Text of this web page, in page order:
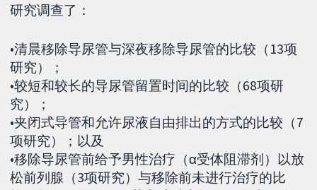
研究调查了：
•清晨移除导尿管与深夜移除导尿管的比较（13项
研究）；
•较短和较长的导尿管留置时间的比较（68项研
究）；
•夹闭式导管和允许尿液自由排出的方式的比较（7
项研究）；以及
•移除导尿管前给予男性治疗（α受体阻滞剂）以放
松前列腺（3项研究）与移除前未进行治疗的比